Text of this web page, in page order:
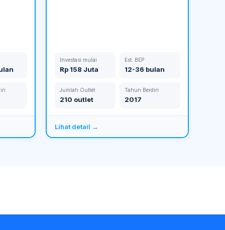
Investasi mulai
Rp 158 Juta
Est. BEP
12-36 bulan
Jumlah Outlet
210 outlet
Tahun Berdiri
2017
Lihat detail →